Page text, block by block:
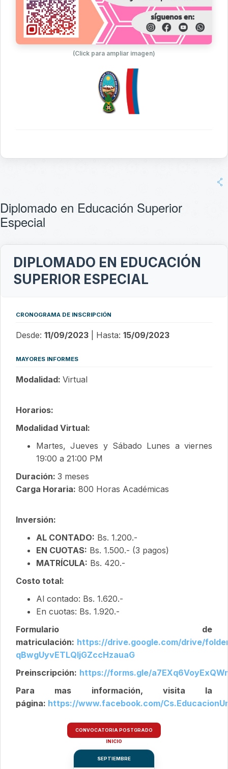
(Click para ampliar imagen)
Diplomado en Educación Superior
Especial
DIPLOMADO EN EDUCACIÓN
SUPERIOR ESPECIAL
CONVOCATORIA POSTGRADO
INICIO
SEPTIEMBRE
CRONOGRAMA DE INSCRIPCIÓN
Desde: 11/09/2023 | Hasta: 15/09/2023
MAYORES INFORMES
Modalidad: Virtual
Horarios:
Modalidad Virtual:
Martes, Jueves y Sábado Lunes a viernes
19:00 a 21:00 PM
Duración: 3 meses
Carga Horaria: 800 Horas Académicas
Inversión:
AL CONTADO: Bs. 1.200.-
EN CUOTAS: Bs. 1.500.- (3 pagos)
MATRÍCULA: Bs. 420.-
Costo total:
Al contado: Bs. 1.620.-
En cuotas: Bs. 1.920.-
Formulario de
matriculación: https://drive.google.com/drive/
qBwgUyvETLQljGZccHzauaG
Preinscripción: https://forms.gle/
Para mas información, visita la
página: https://www.facebook.com/